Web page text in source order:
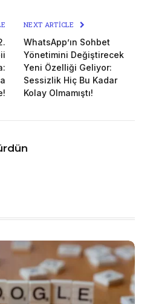
NEXT ARTICLE
WhatsApp’ın Sohbet
Yönetimini Değiştirecek
Yeni Özelliği Geliyor:
Sessizlik Hiç Bu Kadar
Kolay Olmamıştı!